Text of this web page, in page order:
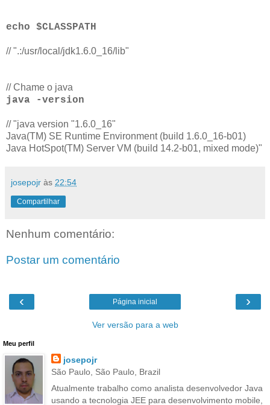
echo $CLASSPATH
// ".:/usr/local/jdk1.6.0_16/lib"
// Chame o java
java -version
// "java version "1.6.0_16"
Java(TM) SE Runtime Environment (build 1.6.0_16-b01)
Java HotSpot(TM) Server VM (build 14.2-b01, mixed mode)"
josepojr às 22:54
Compartilhar
Nenhum comentário:
Postar um comentário
‹ ›
Página inicial
Ver versão para a web
Meu perfil
josepojr
São Paulo, São Paulo, Brazil
Atualmente trabalho como analista desenvolvedor Java
usando a tecnologia JEE para desenvolvimento mobile,